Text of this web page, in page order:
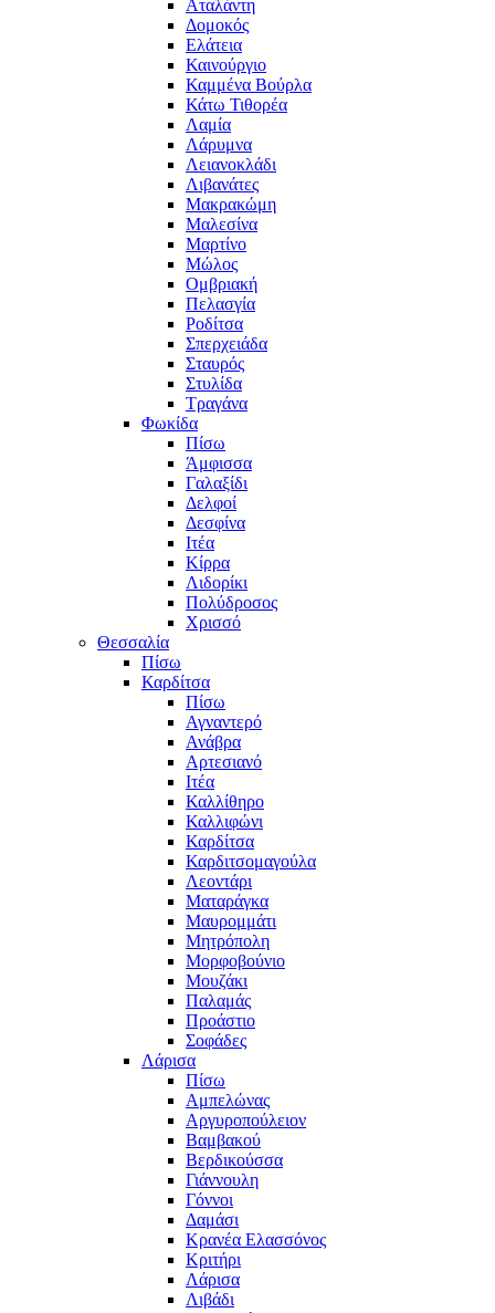
Αταλάντη
Δομοκός
Ελάτεια
Καινούργιο
Καμμένα Βούρλα
Κάτω Τιθορέα
Λαμία
Λάρυμνα
Λειανοκλάδι
Λιβανάτες
Μακρακώμη
Μαλεσίνα
Μαρτίνο
Μώλος
Ομβριακή
Πελασγία
Ροδίτσα
Σπερχειάδα
Σταυρός
Στυλίδα
Τραγάνα
Φωκίδα
Πίσω
Άμφισσα
Γαλαξίδι
Δελφοί
Δεσφίνα
Ιτέα
Κίρρα
Λιδορίκι
Πολύδροσος
Χρισσό
Θεσσαλία
Πίσω
Καρδίτσα
Πίσω
Αγναντερό
Ανάβρα
Αρτεσιανό
Ιτέα
Καλλίθηρο
Καλλιφώνι
Καρδίτσα
Καρδιτσομαγούλα
Λεοντάρι
Ματαράγκα
Μαυρομμάτι
Μητρόπολη
Μορφοβούνιο
Μουζάκι
Παλαμάς
Προάστιο
Σοφάδες
Λάρισα
Πίσω
Αμπελώνας
Αργυροπούλειον
Βαμβακού
Βερδικούσσα
Γιάννουλη
Γόννοι
Δαμάσι
Κρανέα Ελασσόνος
Κριτήρι
Λάρισα
Λιβάδι